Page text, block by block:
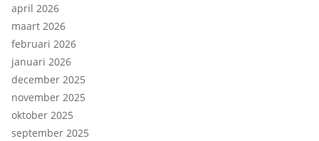
april 2026
maart 2026
februari 2026
januari 2026
december 2025
november 2025
oktober 2025
september 2025